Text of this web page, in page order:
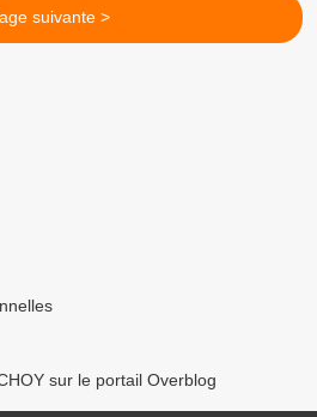
suivante >
sur le portail Overblog